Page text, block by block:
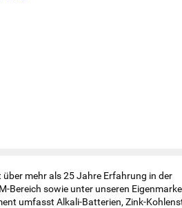
mehr als 25 Jahre Erfahrung in der
Bereich sowie unter unseren
umfasst Alkali-Batterien, Zink-